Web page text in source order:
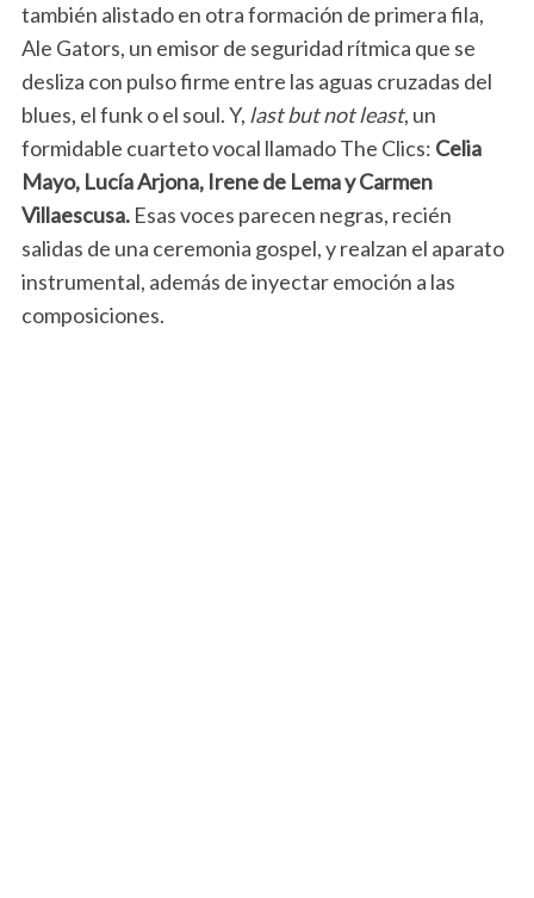
también alistado en otra formación de primera fila,
Ale Gators, un emisor de seguridad rítmica que se
desliza con pulso firme entre las aguas cruzadas del
blues, el funk o el soul. Y, last but not least, un
formidable cuarteto vocal llamado The Clics: Celia
Mayo, Lucía Arjona, Irene de Lema yCarmen
Villaescusa. Esas voces parecen negras, recién
salidas de una ceremonia gospel, y realzan el aparato
instrumental, además de inyectar emoción a las
composiciones.